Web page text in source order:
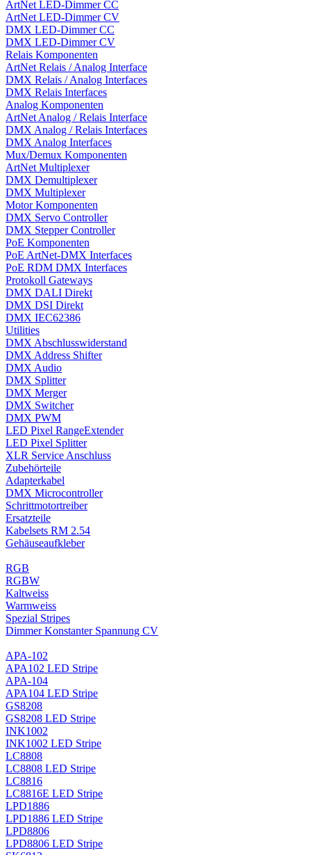
ArtNet LED-Dimmer CC
ArtNet LED-Dimmer CV
DMX LED-Dimmer CC
DMX LED-Dimmer CV
Relais Komponenten
ArtNet Relais / Analog Interface
DMX Relais / Analog Interfaces
DMX Relais Interfaces
Analog Komponenten
ArtNet Analog / Relais Interface
DMX Analog / Relais Interfaces
DMX Analog Interfaces
Mux/Demux Komponenten
ArtNet Multiplexer
DMX Demultiplexer
DMX Multiplexer
Motor Komponenten
DMX Servo Controller
DMX Stepper Controller
PoE Komponenten
PoE ArtNet-DMX Interfaces
PoE RDM DMX Interfaces
Protokoll Gateways
DMX DALI Direkt
DMX DSI Direkt
DMX IEC62386
Utilities
DMX Abschlusswiderstand
DMX Address Shifter
DMX Audio
DMX Splitter
DMX Merger
DMX Switcher
DMX PWM
LED Pixel RangeExtender
LED Pixel Splitter
XLR Service Anschluss
Zubehörteile
Adapterkabel
DMX Microcontroller
Schrittmotortreiber
Ersatzteile
Kabelsets RM 2.54
Gehäuseaufkleber
RGB
RGBW
Kaltweiss
Warmweiss
Spezial Stripes
Dimmer Konstanter Spannung CV
APA-102
APA102 LED Stripe
APA-104
APA104 LED Stripe
GS8208
GS8208 LED Stripe
INK1002
INK1002 LED Stripe
LC8808
LC8808 LED Stripe
LC8816
LC8816E LED Stripe
LPD1886
LPD1886 LED Stripe
LPD8806
LPD8806 LED Stripe